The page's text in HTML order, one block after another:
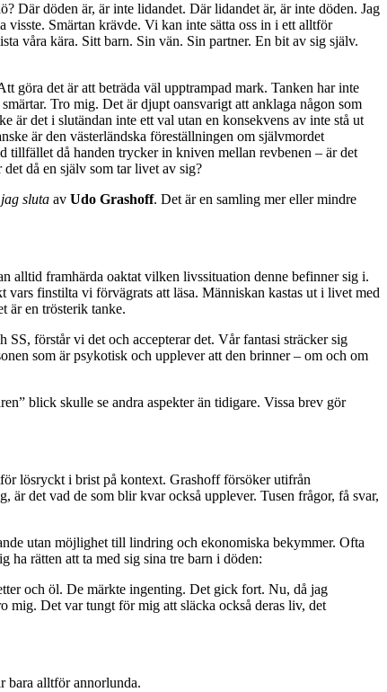
Där döden är, är inte lidandet. Där lidandet är, är inte döden. Jag
Smärtan krävde. Vi kan inte sätta oss in i ett alltför
våra kära. Sitt barn. Sin vän. Sin partner. En bit av sig själv.
göra det är att beträda väl upptrampad mark. Tanken har inte
Tro mig. Det är djupt oansvarigt att anklaga någon som
är det i slutändan inte ett val utan en konsekvens av inte stå ut
är den västerländska föreställningen om självmordet
tillfället då handen trycker in kniven mellan revbenen – är det
då en själv som tar livet av sig?
sluta av Udo Grashoff. Det är en samling mer eller mindre
alltid framhärda oaktat vilken livssituation denne befinner sig i.
finstilta vi förvägrats att läsa. Människan kastas ut i livet med
är en trösterik tanke.
förstår vi det och accepterar det. Vår fantasi sträcker sig
som är psykotisk och upplever att den brinner – om och om
blick skulle se andra aspekter än tidigare. Vissa brev gör
lösryckt i brist på kontext. Grashoff försöker utifrån
är det vad de som blir kvar också upplever. Tusen frågor, få svar,
utan möjlighet till lindring och ekonomiska bekymmer. Ofta
ha rätten att ta med sig sina tre barn i döden:
och öl. De märkte ingenting. Det gick fort. Nu, då jag
mig. Det var tungt för mig att släcka också deras liv, det
bara alltför annorlunda.